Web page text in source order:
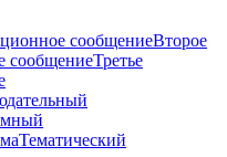
сообщениеВторое
сообщениеТретье
Тематический